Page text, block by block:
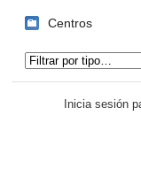
Centros
Inicia sesión